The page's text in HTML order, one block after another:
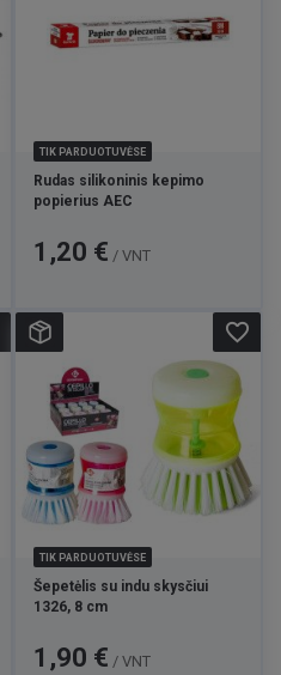
TIK PARDUOTUVĖSE
Rudas silikoninis kepimo
popierius AEC
Kaina
1,20 € / VNT
TIK PARDUOTUVĖSE
Šepetėlis su indu skysčiui
1326, 8 cm
Kaina
1,90 € / VNT
favorite_border